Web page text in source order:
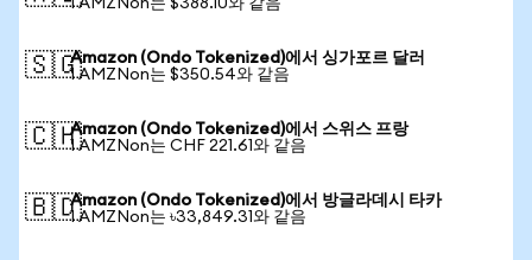
1 AMZNon는 $388.10와 같음
🇸🇬Amazon (Ondo Tokenized)에서 싱가포르 달러
1 AMZNon는 $350.54와 같음
🇨🇭Amazon (Ondo Tokenized)에서 스위스 프랑
1 AMZNon는 CHF 221.61와 같음
🇧🇩Amazon (Ondo Tokenized)에서 방글라데시 타카
1 AMZNon는 ৳33,849.31와 같음